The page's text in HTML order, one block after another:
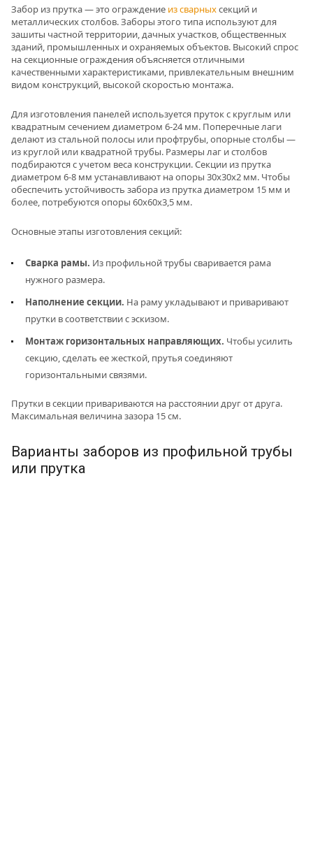
Забор из прутка — это ограждение из сварныхсекций и
металлических столбов. Заборы этого типа используют для
зашиты частной территории, дачных участков, общественных
зданий, промышленных и охраняемых объектов. Высокий спрос
на секционные ограждения объясняется отличными
качественными характеристиками, привлекательным внешним
видом конструкций, высокой скоростью монтажа.
Для изготовления панелей используется пруток с круглым или
квадратным сечением диаметром 6-24 мм. Поперечные лаги
делают из стальной полосы или профтрубы, опорные столбы —
из круглой или квадратной трубы. Размеры лаг и столбов
подбираются с учетом веса конструкции. Секции из прутка
диаметром 6-8 мм устанавливают на опоры 30х30х2 мм. Чтобы
обеспечить устойчивость забора из прутка диаметром 15 мм и
более, потребуются опоры 60х60х3,5 мм.
Основные этапы изготовления секций:
Сварка рамы. Из профильной трубы сваривается рама
нужного размера.
Наполнение секции. На раму укладывают и приваривают
прутки в соответствии с эскизом.
Монтаж горизонтальных направляющих. Чтобы усилить
секцию, сделать ее жесткой, прутья соединяют
горизонтальными связями.
Прутки в секции привариваются на расстоянии друг от друга.
Максимальная величина зазора 15 см.
Варианты заборов из профильной трубы
или прутка